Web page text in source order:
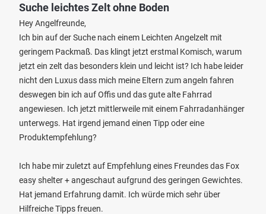
Suche leichtes Zelt ohne Boden
Hey Angelfreunde,
Ich bin auf der Suche nach einem Leichten Angelzelt mit
geringem Packmaß. Das klingt jetzt erstmal Komisch, warum
jetzt ein zelt das besonders klein und leicht ist? Ich habe leider
nicht den Luxus dass mich meine Eltern zum angeln fahren
deswegen bin ich auf Offis und das gute alte Fahrrad
angewiesen. Ich jetzt mittlerweile mit einem Fahrradanhänger
unterwegs. Hat irgend jemand einen Tipp oder eine
Produktempfehlung?
Ich habe mir zuletzt auf Empfehlung eines Freundes das Fox
easy shelter + angeschaut aufgrund des geringen Gewichtes.
Hat jemand Erfahrung damit. Ich würde mich sehr über
Hilfreiche Tipps freuen.